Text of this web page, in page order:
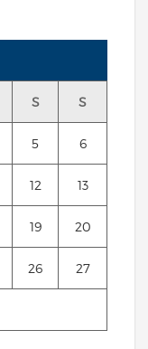
S S
5 6
12 13
19 20
26 27